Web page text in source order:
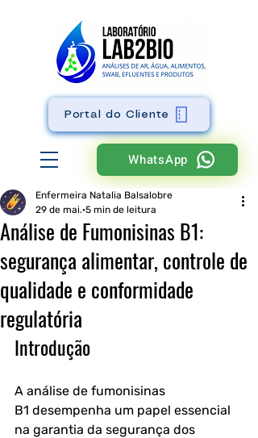
WhatsApp
Portal do Cliente
Análise de Fumonisinas B1:
segurança alimentar, controle de
qualidade e conformidade
regulatória
Enfermeira Natalia Balsalobre
29 de mai. 5 min de leitura
Introdução
A análise de fumonisinas
B1 desempenha um papel essencial
na garantia da segurança dos